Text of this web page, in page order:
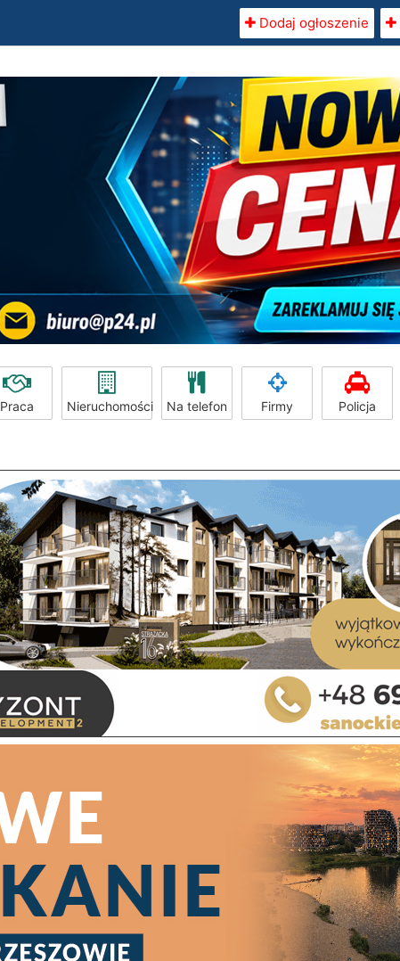
Dodaj ogłoszenie
Praca Nieruchomości Na telefon Firmy Policja